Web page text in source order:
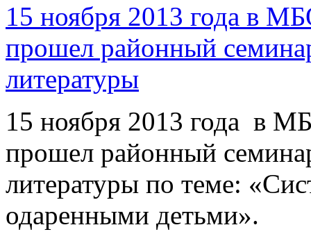
15 ноября 2013 года в
прошел районный
литературы
15 ноября 2013 года в
прошел районный
литературы по теме:
одаренными детьми».